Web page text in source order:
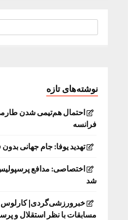
نوشته‌های تازه
احتمال هم‌تیمی شدن
فرانسه
تهدید یوفا: جام جهانی
اختصاصی: مدافع
شد
خبرورزشی‌گردی| کارلوس
مسابقات با نظر استقلال و